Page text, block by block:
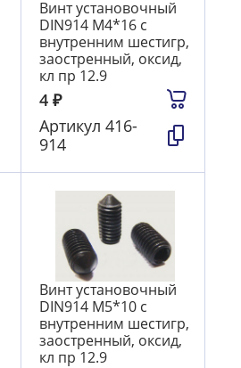
Винт установочный
DIN914 М4*16 с
внутренним шестигр,
заостренный, оксид,
кл пр 12.9
4 ₽
Артикул 416-
914
Винт установочный
DIN914 М5*10 с
внутренним шестигр,
заостренный, оксид,
кл пр 12.9